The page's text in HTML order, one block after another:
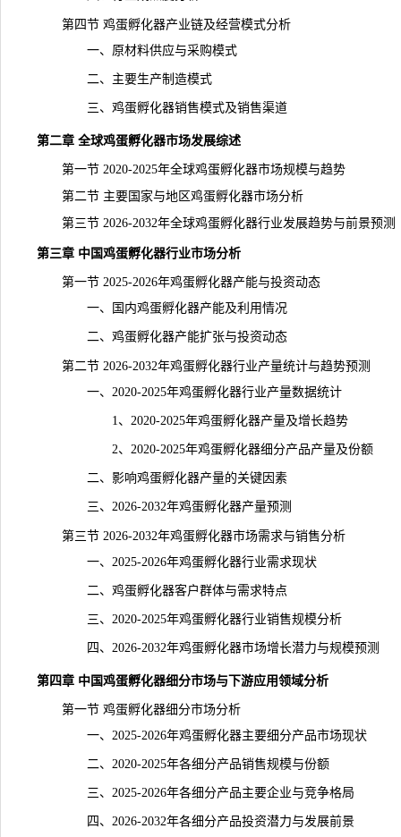
第四节 鸡蛋孵化器产业链及经营模式分析
一、原材料供应与采购模式
二、主要生产制造模式
三、鸡蛋孵化器销售模式及销售渠道
第二章 全球鸡蛋孵化器市场发展综述
第一节 2020-2025年全球鸡蛋孵化器市场规模与趋势
第二节 主要国家与地区鸡蛋孵化器市场分析
第三节 2026-2032年全球鸡蛋孵化器行业发展趋势与前景预测
第三章 中国鸡蛋孵化器行业市场分析
第一节 2025-2026年鸡蛋孵化器产能与投资动态
一、国内鸡蛋孵化器产能及利用情况
二、鸡蛋孵化器产能扩张与投资动态
第二节 2026-2032年鸡蛋孵化器行业产量统计与趋势预测
一、2020-2025年鸡蛋孵化器行业产量数据统计
1、2020-2025年鸡蛋孵化器产量及增长趋势
2、2020-2025年鸡蛋孵化器细分产品产量及份额
二、影响鸡蛋孵化器产量的关键因素
三、2026-2032年鸡蛋孵化器产量预测
第三节 2026-2032年鸡蛋孵化器市场需求与销售分析
一、2025-2026年鸡蛋孵化器行业需求现状
二、鸡蛋孵化器客户群体与需求特点
三、2020-2025年鸡蛋孵化器行业销售规模分析
四、2026-2032年鸡蛋孵化器市场增长潜力与规模预测
第四章 中国鸡蛋孵化器细分市场与下游应用领域分析
第一节 鸡蛋孵化器细分市场分析
一、2025-2026年鸡蛋孵化器主要细分产品市场现状
二、2020-2025年各细分产品销售规模与份额
三、2025-2026年各细分产品主要企业与竞争格局
四、2026-2032年各细分产品投资潜力与发展前景